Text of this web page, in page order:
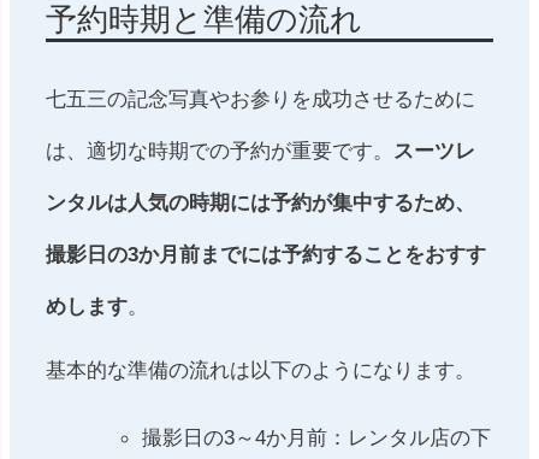
予約時期と準備の流れ
七五三の記念写真やお参りを成功させるために
は、適切な時期での予約が重要です。 スーツレ
ンタルは人気の時期には予約が集中するため、
撮影日の3か月前までには予約することをおすす
めします。
基本的な準備の流れは以下のようになります。
撮影日の3～4か月前：レンタル店の下